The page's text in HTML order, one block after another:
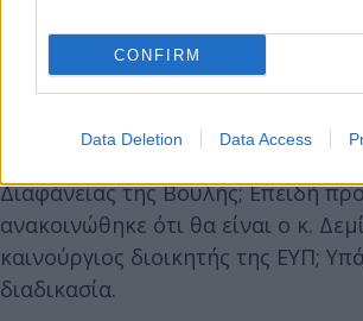
CONFIRM
Data Deletion Data Access
από κυβερνητικές πηγές, σημείωσε
δεν έχει γίνει καμία όχληση από
και από τον νέο διοικητή της ΕΥΠ.
νέος διοικητής της ΕΥΠ; Έχει
Διαφάνειας της Bουλής; Επειδή
ανακοινώθηκε ότι θα είναι ο κ.
καινούργιος διοικητής της ΕΥΠ;
διαδικασία.